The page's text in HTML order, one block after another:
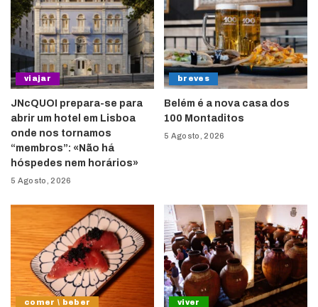
viajar
JNcQUOI prepara-se para
abrir um hotel em Lisboa
onde nos tornamos
“membros”: «Não há
hóspedes nem horários»
5 Agosto, 2026
breves
Belém é a nova casa dos
100 Montaditos
5 Agosto, 2026
comer \ beber viver